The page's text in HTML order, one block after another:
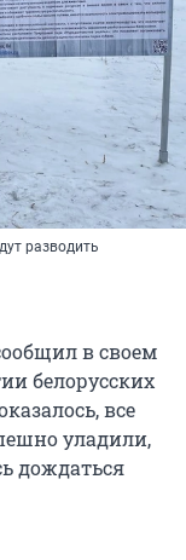
разводить
в своем
белорусских
все
уладили,
дождаться